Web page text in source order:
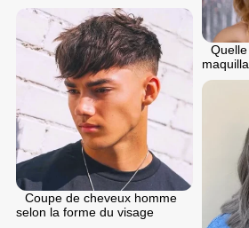
Coupe de cheveux homme
selon la forme du visage